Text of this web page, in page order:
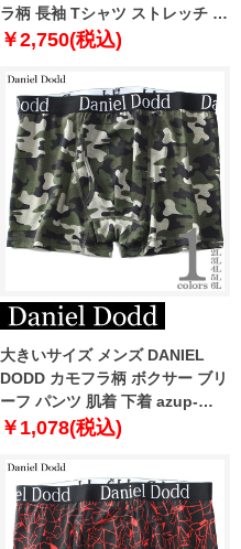
ラ柄 長袖 Tシャツ ストレッチ コ
ンプレッション 裏ピーチ起毛 迷
￥2,750(税込)
大きいサイズ メンズ DANIEL
DODD カモフラ柄 ボクサー ブリ
ーフ パンツ 肌着 下着 azup-
239051c
￥1,078(税込)